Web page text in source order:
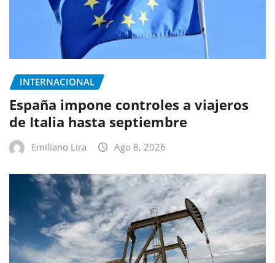
INTERNACIONAL
España impone controles a viajeros
de Italia hasta septiembre
Emiliano Lira Ago 8, 2026